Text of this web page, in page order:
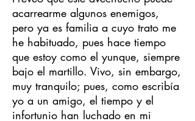
acarrearme algunos enemigos,
pero ya es familia a cuyo trato me
he habituado, pues hace tiempo
que estoy como el yunque, siempre
bajo el martillo. Vivo, sin embargo,
muy tranquilo; pues, como escribía
yo a un amigo, el tiempo y el
infortunio han luchado en mi